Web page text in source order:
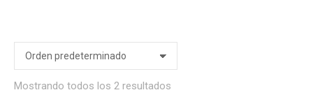
Mostrando todos los 2 resultados